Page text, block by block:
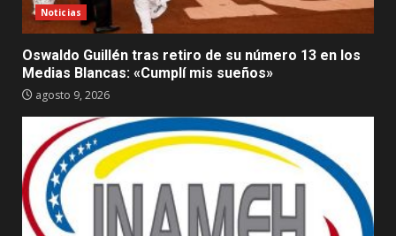
Noticias
Oswaldo Guillén tras retiro de su número 13 en los
Medias Blancas: «Cumplí mis sueños»
agosto 9, 2026